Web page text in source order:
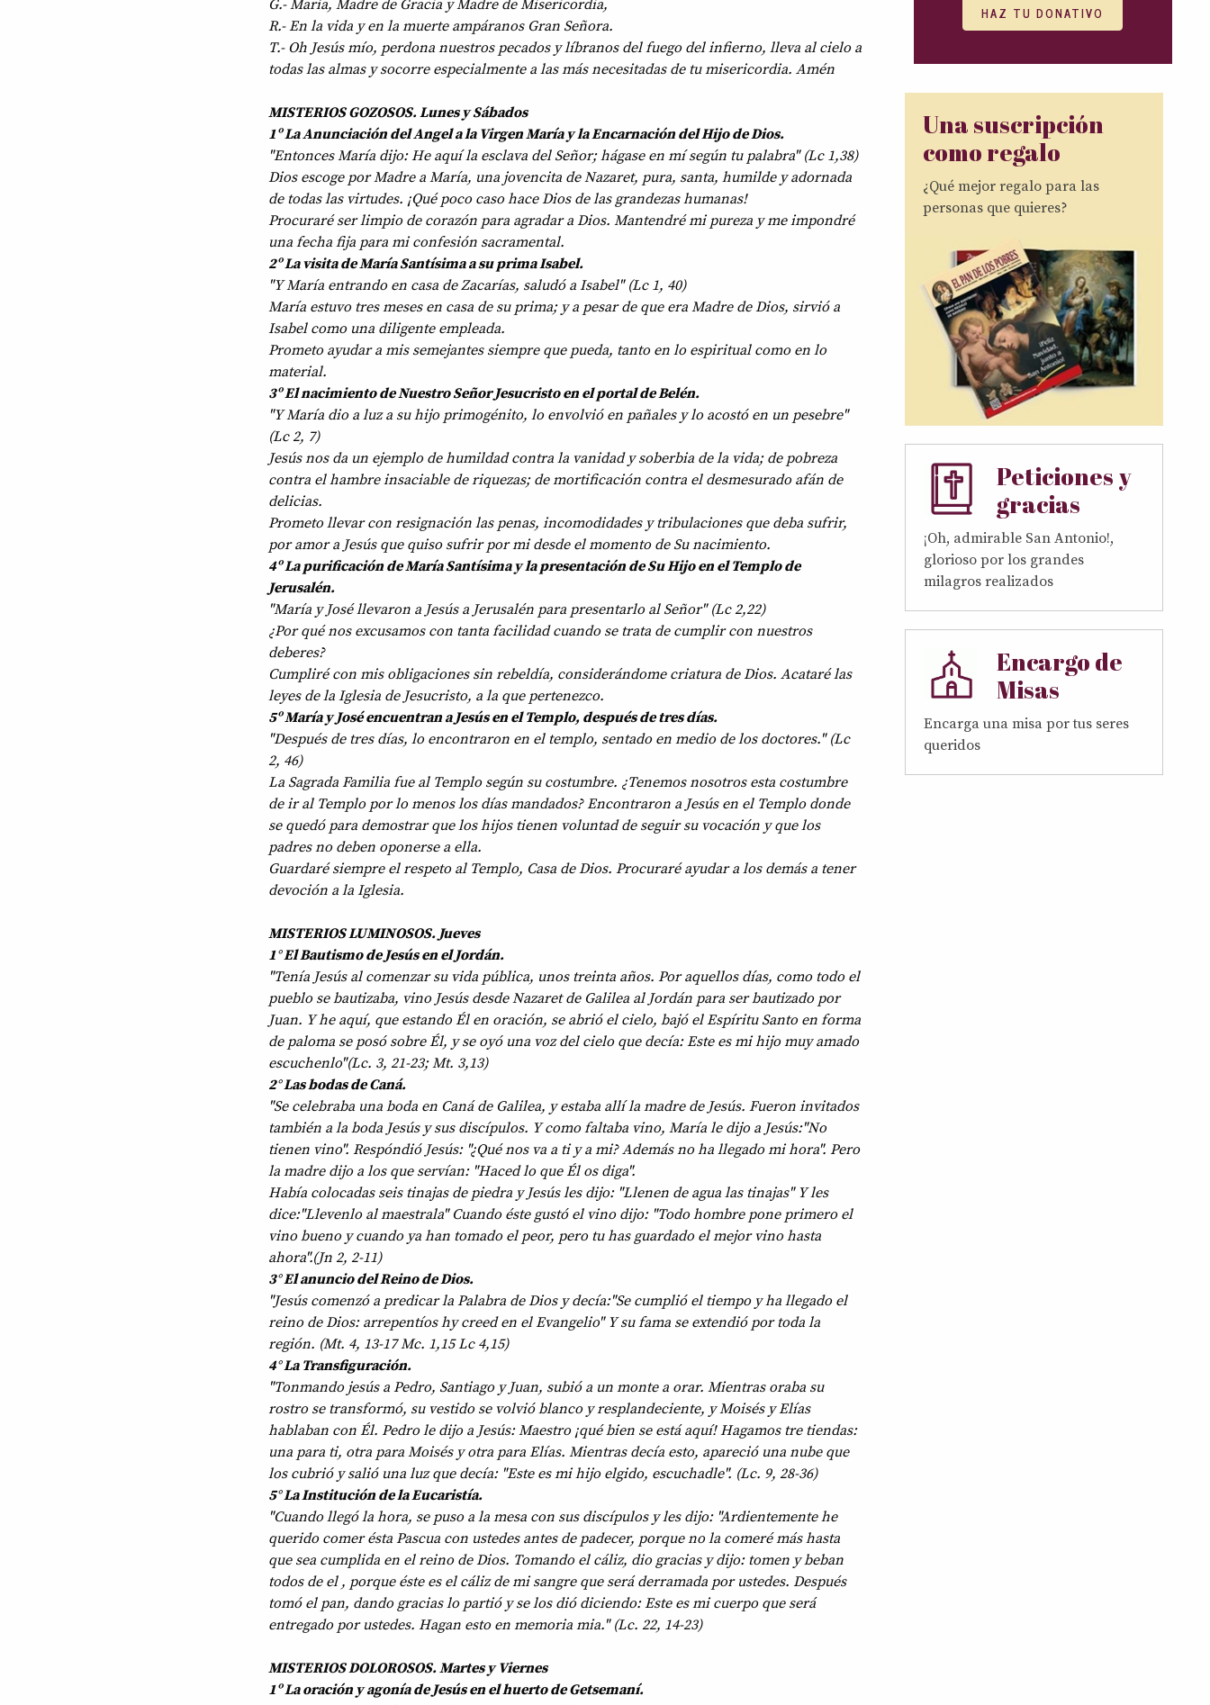
G.- María, Madre de Gracia y Madre de Misericordia,
R.- En la vida y en la muerte ampáranos Gran Señora.
T.- Oh Jesús mío, perdona nuestros pecados y líbranos del fuego del infierno, lleva al cielo a
todas las almas y socorre especialmente a las más necesitadas de tu misericordia. Amén
MISTERIOS GOZOSOS. Lunes y Sábados
1º La Anunciación del Angel a la Virgen María y la Encarnación del Hijo de Dios.
"Entonces María dijo: He aquí la esclava del Señor; hágase en mí según tu palabra" (Lc 1,38)
Dios escoge por Madre a María, una jovencita de Nazaret, pura, santa, humilde y adornada
de todas las virtudes. ¡Qué poco caso hace Dios de las grandezas humanas!
Procuraré ser limpio de corazón para agradar a Dios. Mantendré mi pureza y me impondré
una fecha fija para mi confesión sacramental.
2º La visita de María Santísima a su prima Isabel.
"Y María entrando en casa de Zacarías, saludó a Isabel" (Lc 1, 40)
María estuvo tres meses en casa de su prima; y a pesar de que era Madre de Dios, sirvió a
Isabel como una diligente empleada.
Prometo ayudar a mis semejantes siempre que pueda, tanto en lo espiritual como en lo
material.
3º El nacimiento de Nuestro Señor Jesucristo en el portal de Belén.
"Y María dio a luz a su hijo primogénito, lo envolvió en pañales y lo acostó en un pesebre"
(Lc 2, 7)
Jesús nos da un ejemplo de humildad contra la vanidad y soberbia de la vida; de pobreza
contra el hambre insaciable de riquezas; de mortificación contra el desmesurado afán de
delicias.
Prometo llevar con resignación las penas, incomodidades y tribulaciones que deba sufrir,
por amor a Jesús que quiso sufrir por mi desde el momento de Su nacimiento.
4º La purificación de María Santísima y la presentación de Su Hijo en el Templo de
Jerusalén.
"María y José llevaron a Jesús a Jerusalén para presentarlo al Señor" (Lc 2,22)
¿Por qué nos excusamos con tanta facilidad cuando se trata de cumplir con nuestros
deberes?
Cumpliré con mis obligaciones sin rebeldía, considerándome criatura de Dios. Acataré las
leyes de la Iglesia de Jesucristo, a la que pertenezco.
5º María y José encuentran a Jesús en el Templo, después de tres días.
"Después de tres días, lo encontraron en el templo, sentado en medio de los doctores." (Lc
2, 46)
La Sagrada Familia fue al Templo según su costumbre. ¿Tenemos nosotros esta costumbre
de ir al Templo por lo menos los días mandados? Encontraron a Jesús en el Templo donde
se quedó para demostrar que los hijos tienen voluntad de seguir su vocación y que los
padres no deben oponerse a ella.
Guardaré siempre el respeto al Templo, Casa de Dios. Procuraré ayudar a los demás a tener
devoción a la Iglesia.
MISTERIOS LUMINOSOS. Jueves
1° El Bautismo de Jesús en el Jordán.
"Tenía Jesús al comenzar su vida pública, unos treinta años. Por aquellos días, como todo el
pueblo se bautizaba, vino Jesús desde Nazaret de Galilea al Jordán para ser bautizado por
Juan. Y he aquí, que estando Él en oración, se abrió el cielo, bajó el Espíritu Santo en forma
de paloma se posó sobre Él, y se oyó una voz del cielo que decía: Este es mi hijo muy amado
escuchenlo"(Lc. 3, 21-23; Mt. 3,13)
2° Las bodas de Caná.
"Se celebraba una boda en Caná de Galilea, y estaba allí la madre de Jesús. Fueron invitados
también a la boda Jesús y sus discípulos. Y como faltaba vino, María le dijo a Jesús:"No
tienen vino". Respóndió Jesús: "¿Qué nos va a ti y a mi? Además no ha llegado mi hora". Pero
la madre dijo a los que servían: "Haced lo que Él os diga".
Había colocadas seis tinajas de piedra y Jesús les dijo: "Llenen de agua las tinajas" Y les
dice:"Llevenlo al maestrala" Cuando éste gustó el vino dijo: "Todo hombre pone primero el
vino bueno y cuando ya han tomado el peor, pero tu has guardado el mejor vino hasta
ahora".(Jn 2, 2-11)
3° El anuncio del Reino de Dios.
"Jesús comenzó a predicar la Palabra de Dios y decía:"Se cumplió el tiempo y ha llegado el
reino de Dios: arrepentíos hy creed en el Evangelio" Y su fama se extendió por toda la
región. (Mt. 4, 13-17 Mc. 1,15 Lc 4,15)
4° La Transfiguración.
"Tonmando jesús a Pedro, Santiago y Juan, subió a un monte a orar. Mientras oraba su
rostro se transformó, su vestido se volvió blanco y resplandeciente, y Moisés y Elías
hablaban con Él. Pedro le dijo a Jesús: Maestro ¡qué bien se está aquí! Hagamos tre tiendas:
una para ti, otra para Moisés y otra para Elías. Mientras decía esto, apareció una nube que
los cubrió y salió una luz que decía: "Este es mi hijo elgido, escuchadle". (Lc. 9, 28-36)
5° La Institución de la Eucaristía.
"Cuando llegó la hora, se puso a la mesa con sus discípulos y les dijo: "Ardientemente he
querido comer ésta Pascua con ustedes antes de padecer, porque no la comeré más hasta
que sea cumplida en el reino de Dios. Tomando el cáliz, dio gracias y dijo: tomen y beban
todos de el , porque éste es el cáliz de mi sangre que será derramada por ustedes. Después
tomó el pan, dando gracias lo partió y se los dió diciendo: Este es mi cuerpo que será
entregado por ustedes. Hagan esto en memoria mia." (Lc. 22, 14-23)
MISTERIOS DOLOROSOS. Martes y Viernes
1º La oración y agonía de Jesús en el huerto de Getsemaní.
HAZ TU DONATIVO
Una suscripción
como regalo
¿Qué mejor regalo para las
personas que quieres?
Peticiones y
gracias
¡Oh, admirable San Antonio!,
glorioso por los grandes
milagros realizados
Encargo de
Misas
Encarga una misa por tus seres
queridos